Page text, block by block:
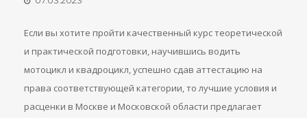
Если вы хотите пройти качественный курс теоретической
и практической подготовки, научившись водить
мотоцикл и квадроцикл, успешно сдав аттестацию на
права соответствующей категории, то лучшие условия и
расценки в Москве и Московской области предлагает